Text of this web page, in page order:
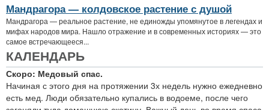
Мандрагора — колдовское растение с душой
Мандрагора — реальное растение, не единожды упомянутое в легендах и
мифах народов мира. Нашло отражение и в современных историях — это
самое встречающееся...
КАЛЕНДАРЬ
Скоро: Медовый спас.
Начиная с этого дня на протяжении 3х недель нужно ежедневно
есть мед. Люди обязательно купались в водоеме, после чего